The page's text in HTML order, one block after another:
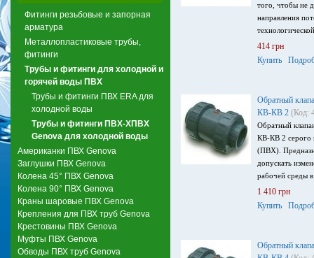
Фитинги резьбовые и запорная
арматура
Металлопластиковые трубы,
фитинги
Трубы и фитинги для холодной и
горячей воды ПВХ
Трубы и фитинги ПВХ ERA для
холодной воды
Трубы и фитинги ПВХ-ХПВХ
Genova для холодной воды
Американки ПВХ Genova
Заглушки ПВХ Genova
Колена 45° ПВХ Genova
Колена 90° ПВХ Genova
Краны шаровые ПВХ Genova
Крепления для ПВХ труб Genova
Крестовины ПВХ Genova
Муфты ПВХ Genova
Обводы ПВХ труб Genova
того, чтобы не
направления
414 грн
Купить
Обратный
КВ-КВ 2 (Код:
Обратный
КВ-КВ 2 серого
(ПВХ).
допускать
рабочей среды
1 410 грн
Купить
Обратный